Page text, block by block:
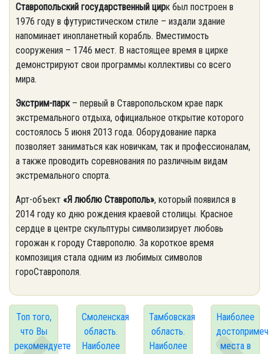
Ставропольский государственный цирк был построен в
1976 году в футуристическом стиле – издали здание
напоминает инопланетный корабль. Вместимость
сооружения – 1746 мест. В настоящее время в цирке
демонстрируют свои программы коллективы со всего
мира.
Экстрим-парк– первый в Ставропольском крае парк
экстремального отдыха, официальное открытие которого
состоялось 5 июня 2013 года. Оборудование парка
позволяет заниматься как новичкам, так и профессионалам,
а также проводить соревнования по различным видам
экстремального спорта.
Арт-объект «Я люблю Ставрополь», который появился в
2014 году ко дню рождения краевой столицы. Красное
сердце в центре скульптуры символизирует любовь
горожан к городу Ставрополю. За короткое время
композиция стала одним из любимых символов
гороСтаврополя.
Топ того,
что Вы
рекомендуете
Смоленская
область.
Наиболее
Тамбовская
область.
Наиболее
Наиболее
места в